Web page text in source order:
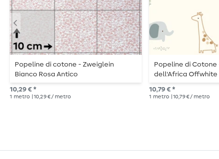
Popeline di cotone - Zweiglein
Bianco Rosa Antico
10,29 € *
1 metro | 10,29 € / metro
Popeline di Cotone
dell'Africa Offwhite
10,79 € *
1 metro | 10,79 € / metro